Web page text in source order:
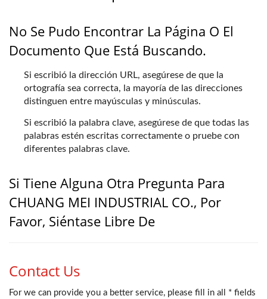
No Se Pudo Encontrar La Página O El
Documento Que Está Buscando.
Si escribió la dirección URL, asegúrese de que la
ortografía sea correcta, la mayoría de las direcciones
distinguen entre mayúsculas y minúsculas.
Si escribió la palabra clave, asegúrese de que todas las
palabras estén escritas correctamente o pruebe con
diferentes palabras clave.
Si Tiene Alguna Otra Pregunta Para
CHUANG MEI INDUSTRIAL CO., Por
Favor, Siéntase Libre De